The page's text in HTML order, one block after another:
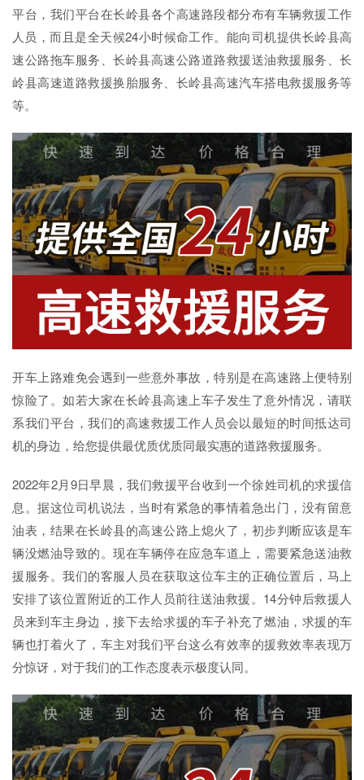
平台，我们平台在长岭县各个高速路段都分布有车辆救援工作
人员，而且是全天候24小时候命工作。能向司机提供长岭县高
速公路拖车服务、长岭县高速公路道路救援送油救援服务、长
岭县高速道路救援换胎服务、长岭县高速汽车搭电救援服务等
等。
开车上路难免会遇到一些意外事故，特别是在高速路上便特别
惊险了。如若大家在长岭县高速上车子发生了意外情况，请联
系我们平台，我们的高速救援工作人员会以最短的时间抵达司
机的身边，给您提供最优质优质同最实惠的道路救援服务。
2022年2月9日早晨，我们救援平台收到一个徐姓司机的求援信
息。据这位司机说法，当时有紧急的事情着急出门，没有留意
油表，结果在长岭县的高速公路上熄火了，初步判断应该是车
辆没燃油导致的。现在车辆停在应急车道上，需要紧急送油救
援服务。我们的客服人员在获取这位车主的正确位置后，马上
安排了该位置附近的工作人员前往送油救援。14分钟后救援人
员来到车主身边，接下去给求援的车子补充了燃油，求援的车
辆也打着火了，车主对我们平台这么有效率的援救效率表现万
分惊讶，对于我们的工作态度表示极度认同。